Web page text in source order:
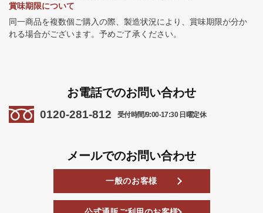
賞味期限について
同一商品を複数個ご購入の際、製造状況により、賞味期限が分か
れる場合がございます。予めご了承ください。
お電話でのお問い合わせ
0120-281-812 受付時間/9:00-17:30 日曜定休
メールでのお問い合わせ
一般のお客様